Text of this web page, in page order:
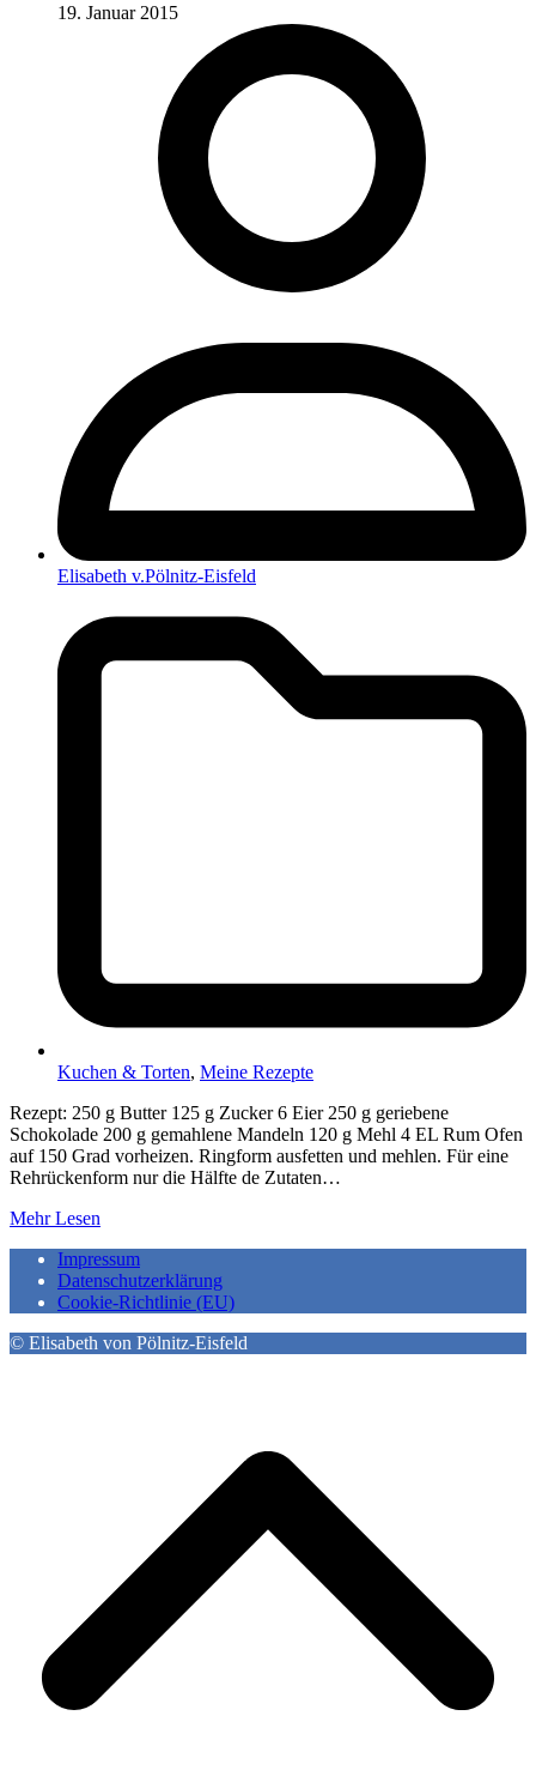
19. Januar 2015
Elisabeth v.Pölnitz-Eisfeld
Kuchen & Torten, Meine Rezepte
Rezept: 250 g Butter 125 g Zucker 6 Eier 250 g geriebene
Schokolade 200 g gemahlene Mandeln 120 g Mehl 4 EL Rum Ofen
auf 150 Grad vorheizen. Ringform ausfetten und mehlen. Für eine
Rehrückenform nur die Hälfte de Zutaten…
Mehr Lesen
Impressum
Datenschutzerklärung
Cookie-Richtlinie (EU)
© Elisabeth von Pölnitz-Eisfeld